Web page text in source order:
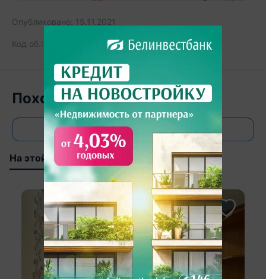
Опубликовано: 15.11.2021
Код об.:
Похожие объекты
Все объявления
На этой улице